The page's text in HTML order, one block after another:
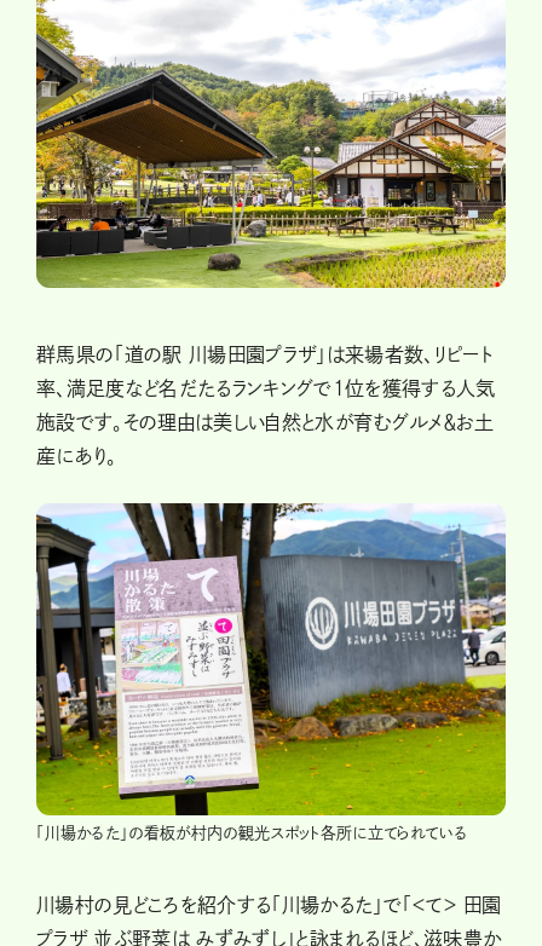
群馬県の「道の駅 川場田園プラザ」は来場者数、リピート
率、満足度など名だたるランキングで1位を獲得する人気
施設です。その理由は美しい自然と水が育むグルメ＆お土
産にあり。
「川場かるた」の看板が村内の観光スポット各所に立てられている
川場村の見どころを紹介する「川場かるた」で「＜て＞ 田園
プラザ 並ぶ野菜は みずみずし」と詠まれるほど、滋味豊か